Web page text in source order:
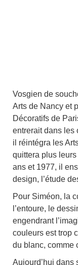
Vosgien de
Arts de Nancy et
Décoratifs de
entrerait dans les
il réintégra les
quittera plus
ans et 1977, il
design, l’étude
Pour Siméon, la
l’entoure, le
engendrant
couleurs est trop
du blanc, comme
Aujourd’hui dans